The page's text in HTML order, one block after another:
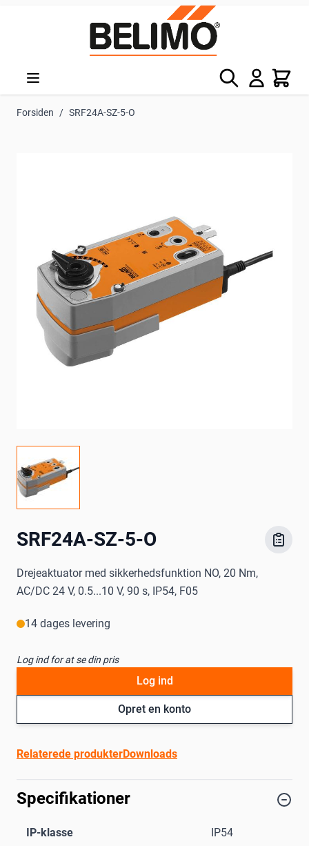
Søg Kurv
Forsiden / SRF24A-SZ-5-O
SRF24A-SZ-5-O
Drejeaktuator med sikkerhedsfunktion NO, 20 Nm,
AC/DC 24 V, 0.5...10 V, 90 s, IP54, F05
14 dages levering
Log ind for at se din pris
Opret en konto
Log ind
Relaterede produkterDownloads
Specifikationer
IP-klasse IP54